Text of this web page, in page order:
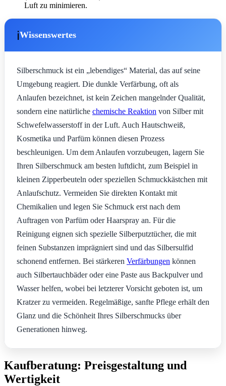
Luft zu minimieren.
ℹ️Wissenswertes
Silberschmuck ist ein „lebendiges“ Material, das auf seine
Umgebung reagiert. Die dunkle Verfärbung, oft als
Anlaufen bezeichnet, ist kein Zeichen mangelnder Qualität,
sondern eine natürliche chemische Reaktion von Silber mit
Schwefelwasserstoff in der Luft. Auch Hautschweiß,
Kosmetika und Parfüm können diesen Prozess
beschleunigen. Um dem Anlaufen vorzubeugen, lagern Sie
Ihren Silberschmuck am besten luftdicht, zum Beispiel in
kleinen Zipperbeuteln oder speziellen Schmuckkästchen mit
Anlaufschutz. Vermeiden Sie direkten Kontakt mit
Chemikalien und legen Sie Schmuck erst nach dem
Auftragen von Parfüm oder Haarspray an. Für die
Reinigung eignen sich spezielle Silberputztücher, die mit
feinen Substanzen imprägniert sind und das Silbersulfid
schonend entfernen. Bei stärkeren Verfärbungen können
auch Silbertauchbäder oder eine Paste aus Backpulver und
Wasser helfen, wobei bei letzterer Vorsicht geboten ist, um
Kratzer zu vermeiden. Regelmäßige, sanfte Pflege erhält den
Glanz und die Schönheit Ihres Silberschmucks über
Generationen hinweg.
Kaufberatung: Preisgestaltung und
Wertigkeit